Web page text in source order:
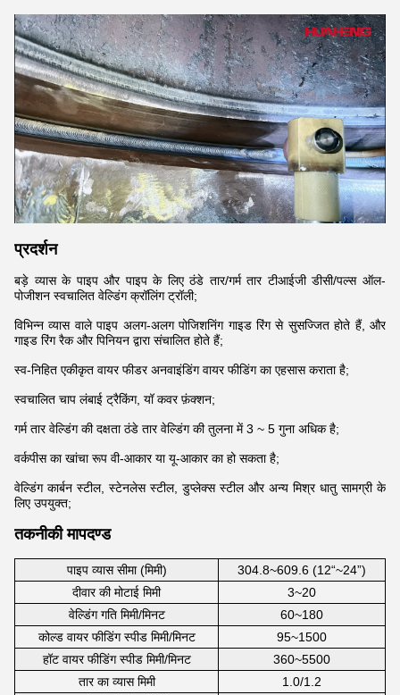
प्रदर्शन
बड़े व्यास के पाइप और पाइप के लिए ठंडे तार/गर्म तार टीआईजी डीसी/पल्स ऑल-
पोजीशन स्वचालित वेल्डिंग क्रॉलिंग ट्रॉली;
विभिन्न व्यास वाले पाइप अलग-अलग पोजिशनिंग गाइड रिंग से सुसज्जित होते हैं, और
गाइड रिंग रैक और पिनियन द्वारा संचालित होते हैं;
स्व-निहित एकीकृत वायर फीडर अनवाइंडिंग वायर फीडिंग का एहसास कराता है;
स्वचालित चाप लंबाई ट्रैकिंग, यॉ कवर फ़ंक्शन;
गर्म तार वेल्डिंग की दक्षता ठंडे तार वेल्डिंग की तुलना में 3 ~ 5 गुना अधिक है;
वर्कपीस का खांचा रूप वी-आकार या यू-आकार का हो सकता है;
वेल्डिंग कार्बन स्टील, स्टेनलेस स्टील, डुप्लेक्स स्टील और अन्य मिश्र धातु सामग्री के
लिए उपयुक्त;
तकनीकी मापदण्ड
पाइप व्यास सीमा (मिमी)
304.8~609.6 (12“~24”)
दीवार की मोटाई मिमी
3~20
वेल्डिंग गति मिमी/मिनट
60~180
कोल्ड वायर फीडिंग स्पीड मिमी/मिनट
95~1500
हॉट वायर फीडिंग स्पीड मिमी/मिनट
360~5500
तार का व्यास मिमी
1.0/1.2